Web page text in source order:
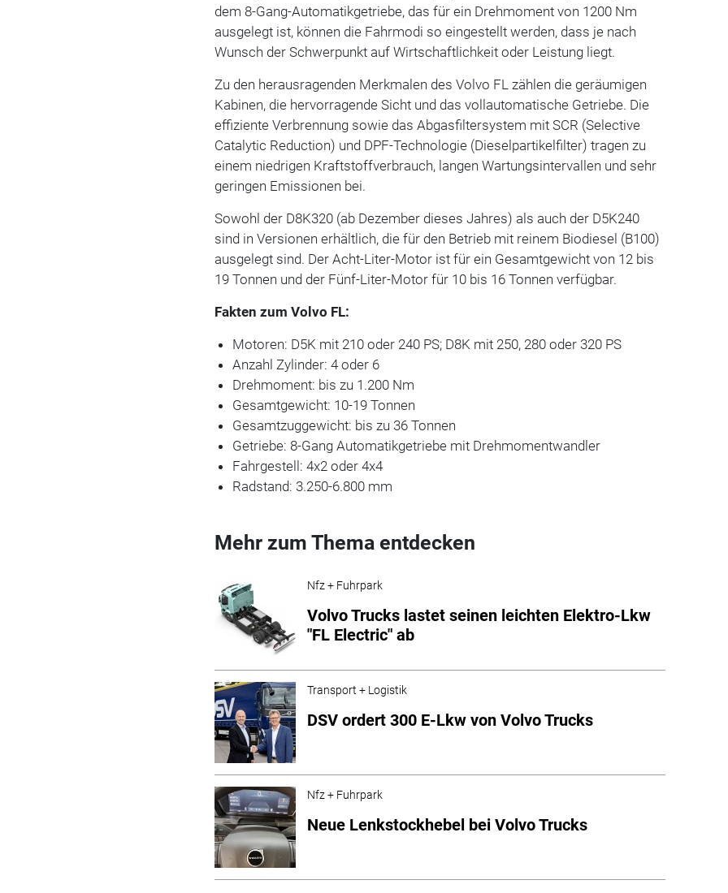
dem 8-Gang-Automatikgetriebe, das für ein Drehmoment von 1200 Nm
ausgelegt ist, können die Fahrmodi so eingestellt werden, dass je nach
Wunsch der Schwerpunkt auf Wirtschaftlichkeit oder Leistung liegt.
Zu den herausragenden Merkmalen des Volvo FL zählen die geräumigen
Kabinen, die hervorragende Sicht und das vollautomatische Getriebe. Die
effiziente Verbrennung sowie das Abgasfiltersystem mit SCR (Selective
Catalytic Reduction) und DPF-Technologie (Dieselpartikelfilter) tragen zu
einem niedrigen Kraftstoffverbrauch, langen Wartungsintervallen und sehr
geringen Emissionen bei.
Sowohl der D8K320 (ab Dezember dieses Jahres) als auch der D5K240
sind in Versionen erhältlich, die für den Betrieb mit reinem Biodiesel (B100)
ausgelegt sind. Der Acht-Liter-Motor ist für ein Gesamtgewicht von 12 bis
19 Tonnen und der Fünf-Liter-Motor für 10 bis 16 Tonnen verfügbar.
Fakten zum Volvo FL:
Motoren: D5K mit 210 oder 240 PS; D8K mit 250, 280 oder 320 PS
Anzahl Zylinder: 4 oder 6
Drehmoment: bis zu 1.200 Nm
Gesamtgewicht: 10-19 Tonnen
Gesamtzuggewicht: bis zu 36 Tonnen
Getriebe: 8-Gang Automatikgetriebe mit Drehmomentwandler
Fahrgestell: 4x2 oder 4x4
Radstand: 3.250-6.800 mm
Mehr zum Thema entdecken
Nfz + Fuhrpark
Volvo Trucks lastet seinen leichten Elektro-Lkw
"FL Electric" ab
Transport + Logistik
DSV ordert 300 E-Lkw von Volvo Trucks
Nfz + Fuhrpark
Neue Lenkstockhebel bei Volvo Trucks